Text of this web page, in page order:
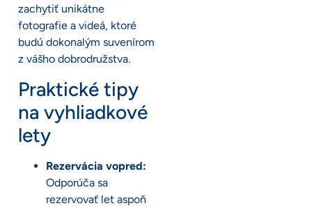
zachytiť unikátne
fotografie a videá, ktoré
budú dokonalým suvenírom
z vášho dobrodružstva.
Praktické tipy
na vyhliadkové
lety
Rezervácia vopred:
Odporúča sa
rezervovať let aspoň